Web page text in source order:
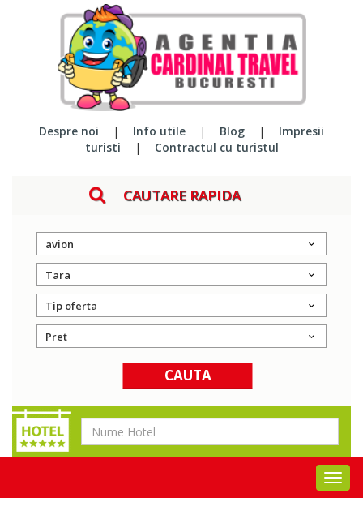
Despre noi | Info utile | Blog |
Impresii
turisti
| Contractul cu turistul
CAUTARE RAPIDA